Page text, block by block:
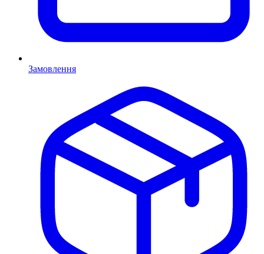
Замовлення